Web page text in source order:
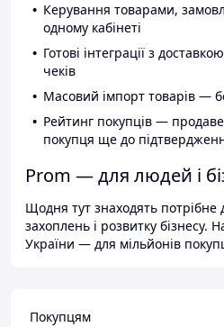
Керування товарами,
одному кабінеті
Готові інтеграції з
чеків
Масовий імпорт товарів —
Рейтинг покупців —
покупця ще до
Prom — для людей і
Щодня тут знаходять потрібне
захоплень і розвитку бізнесу.
України — для мільйонів
Покупцям